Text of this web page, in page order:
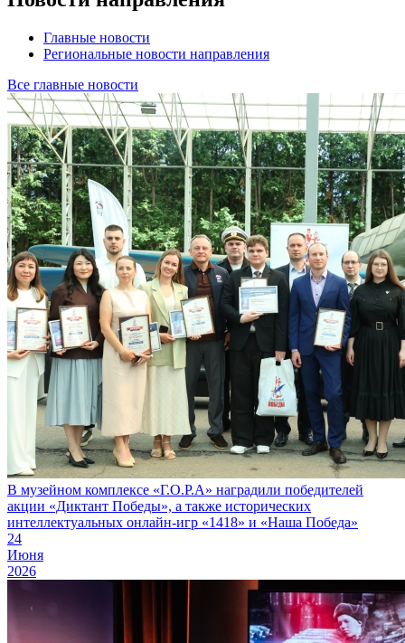
Главные новости
Региональные новости направления
Все главные новости
В музейном комплексе «Г.О.Р.А» наградили победителей
акции «Диктант Победы», а также исторических
интеллектуальных онлайн-игр «1418» и «Наша Победа»
24
Июня
2026